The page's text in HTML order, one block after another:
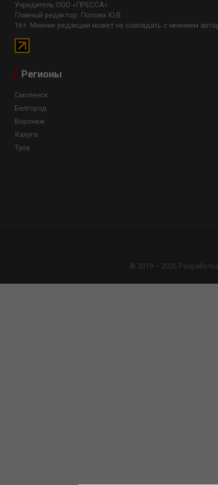
Учредитель ООО «ПРЕССА»
Главный редактор: Попова Ю.В.
16+. Мнение редакции может не совпадать с мнением
Регионы
Смоленск
Белгород
Воронеж
Калуга
Тула
© 2019 – 2026